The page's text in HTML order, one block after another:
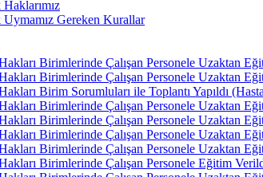
Uymamız Gereken Kurallar
Birimlerinde Çalışan Personele Uzaktan
Birimlerinde Çalışan Personele Uzaktan
Birim Sorumluları ile Toplantı Yapıldı
Birimlerinde Çalışan Personele Uzaktan
Birimlerinde Çalışan Personele Uzaktan
Birimlerinde Çalışan Personele Uzaktan
Birimlerinde Çalışan Personele Uzaktan
Birimlerinde Çalışan Personele Eğitim